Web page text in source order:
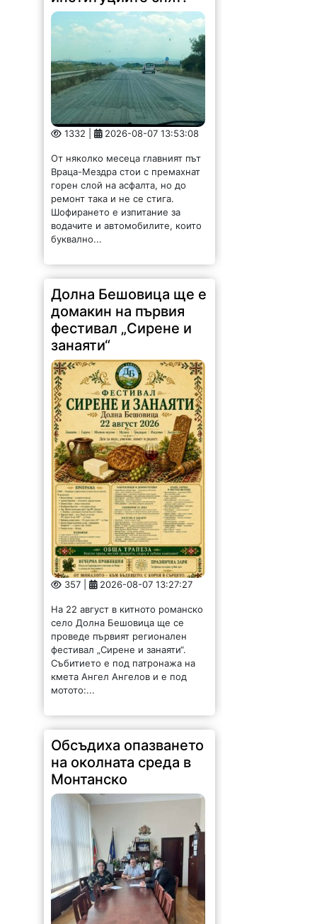
1332 | 2026-08-07 13:53:08
От няколко месеца главният път
Враца-Мездра стои с премахнат
горен слой на асфалта, но до
ремонт така и не се стига.
Шофирането е изпитание за
водачите и автомобилите, които
буквално...
Долна Бешовица ще е
домакин на първия
фестивал „Сирене и
занаяти“
357 | 2026-08-07 13:27:27
На 22 август в китното романско
село Долна Бешовица ще се
проведе първият регионален
фестивал „Сирене и занаяти“.
Събитието е под патронажа на
кмета Ангел Ангелов и е под
мотото:...
Обсъдиха опазването
на околната среда в
Монтанско